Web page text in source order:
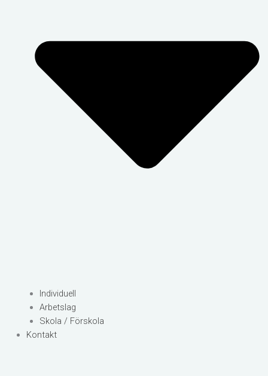
Individuell
Arbetslag
Skola / Förskola
Kontakt